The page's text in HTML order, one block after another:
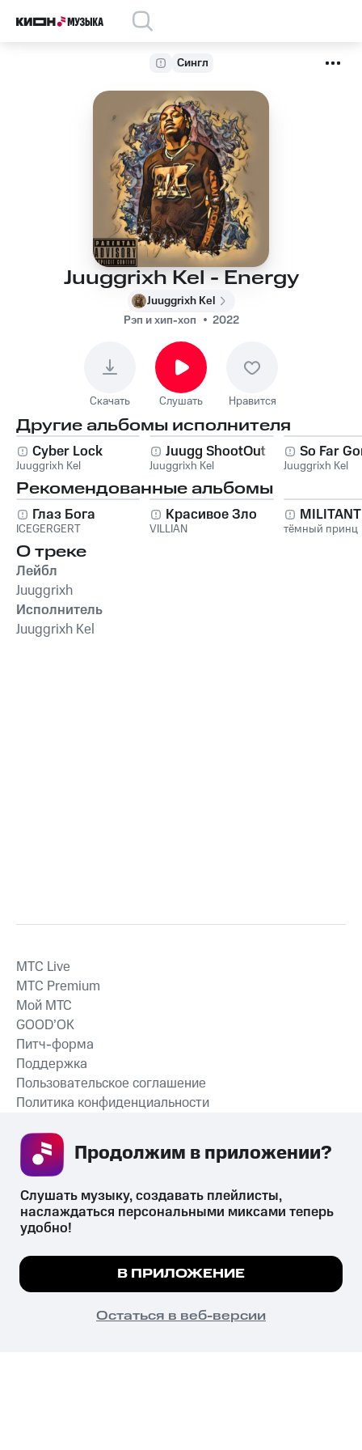
Сингл
Juuggrixh Kel - Energy
Juuggrixh Kel
Рэп и хип-хоп
2022
Скачать Слушать Нравится
Другие альбомы исполнителя
Cyber Lock
Juuggrixh Kel
Juugg ShootOut
Juuggrixh Kel
So Far
Juuggrixh Kel
Рекомендованные альбомы
Глаз Бога
ICEGERGERT
Красивое Зло
VILLIAN тёмный принц
О треке
Лейбл
Juuggrixh
Исполнитель
Juuggrixh Kel
СКАЧАТЬ ПРИЛОЖЕНИЕ
MTС Live
MTС Premium
Мой МТС
GOOD’OK
Питч-форма
Поддержка
Пользовательское соглашение
Политика конфиденциальности
психотропных веществ, их аналогов причиняет вред здоровью,
их незаконный оборот запрещён и влечёт установленную
законодательством ответственность.
© 2026 ООО «КИОН».
Все права защищены
Мы используем куки, чтобы на сайте все
Подробнее
ПОНЯТНО
Слушать музыку, создавать плейлисты,
наслаждаться персональными миксами теперь
удобно!
В ПРИЛОЖЕНИЕ
Остаться в веб-версии